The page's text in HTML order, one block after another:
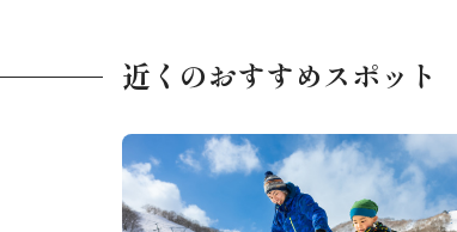
近くのおすすめスポット